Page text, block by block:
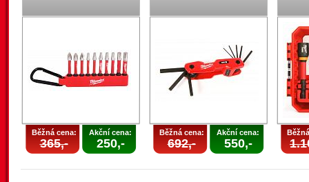
Běžná cena:
365,-
Akční cena:
250,-
Běžná cena:
692,-
Akční cena:
550,-